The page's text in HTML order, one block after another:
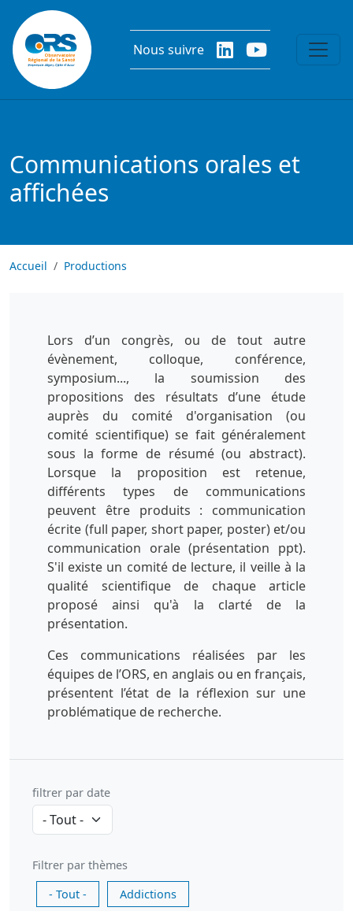
Aller au contenu principal
Nous suivre
Communications orales et
affichées
Accueil Productions
Lors d’un congrès, ou de tout autre
évènement, colloque, conférence,
symposium..., la soumission des
propositions des résultats d’une étude
auprès du comité d'organisation (ou
comité scientifique) se fait généralement
sous la forme de résumé (ou abstract).
Lorsque la proposition est retenue,
différents types de communications
peuvent être produits : communication
écrite (full paper, short paper, poster) et/ou
communication orale (présentation ppt).
S'il existe un comité de lecture, il veille à la
qualité scientifique de chaque article
proposé ainsi qu'à la clarté de la
présentation.
Ces communications réalisées par les
équipes de l’ORS, en anglais ou en français,
présentent l’état de la réflexion sur une
problématique de recherche.
filtrer par date
Filtrer par thèmes
- Tout -
Addictions